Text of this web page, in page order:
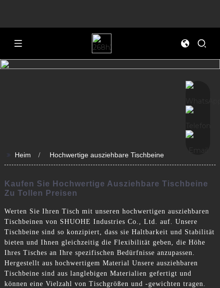
>> Heim Hochwertige ausziehbare Tischbeine
Kaufen Sie Hochwertige Ausziehbare Tischbeine
Zu Tollen Preisen
Werten Sie Ihren Tisch mit unseren hochwertigen ausziehbaren
Tischbeinen von SHUOHE Industries Co., Ltd. auf. Unsere
Tischbeine sind so konzipiert, dass sie Haltbarkeit und Stabilität
bieten und Ihnen gleichzeitig die Flexibilität geben, die Höhe
Ihres Tisches an Ihre spezifischen Bedürfnisse anzupassen.
Hergestellt aus hochwertigem Material Unsere ausziehbaren
Tischbeine sind aus langlebigen Materialien gefertigt und
können eine Vielzahl von Tischgrößen und -gewichten tragen.